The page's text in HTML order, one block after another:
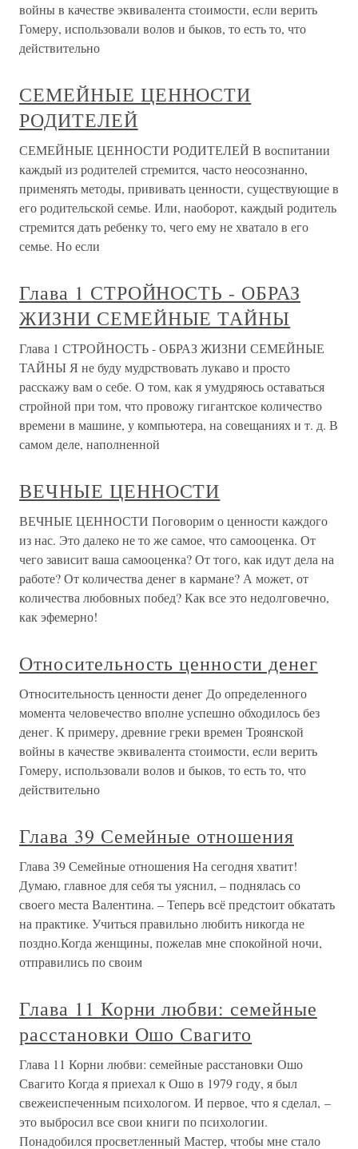
войны в качестве эквивалента стоимости, если верить
Гомеру, использовали волов и быков, то есть то, что
действительно
СЕМЕЙНЫЕ ЦЕННОСТИ
РОДИТЕЛЕЙ
СЕМЕЙНЫЕ ЦЕННОСТИ РОДИТЕЛЕЙ В воспитании
каждый из родителей стремится, часто неосознанно,
применять методы, прививать ценности, существующие в
его родительской семье. Или, наоборот, каждый родитель
стремится дать ребенку то, чего ему не хватало в его
семье. Но если
Глава 1 СТРОЙНОСТЬ - ОБРАЗ
ЖИЗНИ СЕМЕЙНЫЕ ТАЙНЫ
Глава 1 СТРОЙНОСТЬ - ОБРАЗ ЖИЗНИ СЕМЕЙНЫЕ
ТАЙНЫ Я не буду мудрствовать лукаво и просто
расскажу вам о себе. О том, как я умудряюсь оставаться
стройной при том, что провожу гигантское количество
времени в машине, у компьютера, на совещаниях и т. д. В
самом деле, наполненной
ВЕЧНЫЕ ЦЕННОСТИ
ВЕЧНЫЕ ЦЕННОСТИ Поговорим о ценности каждого
из нас. Это далеко не то же самое, что самооценка. От
чего зависит ваша самооценка? От того, как идут дела на
работе? От количества денег в кармане? А может, от
количества любовных побед? Как все это недолговечно,
как эфемерно!
Относительность ценности денег
Относительность ценности денег До определенного
момента человечество вполне успешно обходилось без
денег. К примеру, древние греки времен Троянской
войны в качестве эквивалента стоимости, если верить
Гомеру, использовали волов и быков, то есть то, что
действительно
Глава 39 Семейные отношения
Глава 39 Семейные отношения На сегодня хватит!
Думаю, главное для себя ты уяснил, – поднялась со
своего места Валентина. – Теперь всё предстоит обкатать
на практике. Учиться правильно любить никогда не
поздно.Когда женщины, пожелав мне спокойной ночи,
отправились по своим
Глава 11 Корни любви: семейные
расстановки Ошо Свагито
Глава 11 Корни любви: семейные расстановки Ошо
Свагито Когда я приехал к Ошо в 1979 году, я был
свежеиспеченным психологом. И первое, что я сделал, –
это выбросил все свои книги по психологии.
Понадобился просветленный Мастер, чтобы мне стало